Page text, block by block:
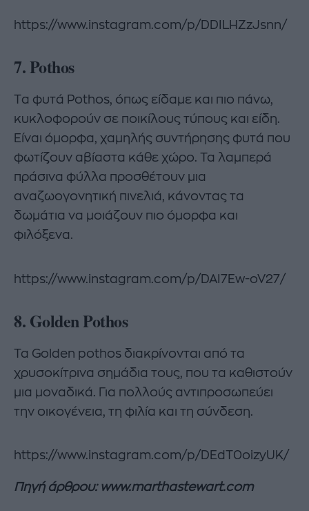
https://www.instagram.com/p/DDILHZzJsnn/
7. Pothos
Tα φυτά Pothos, όπως είδαμε και πιο πάνω,
κυκλοφορούν σε ποικίλους τύπους και είδη.
Είναι όμορφα, χαμηλής συντήρησης φυτά που
φωτίζουν αβίαστα κάθε χώρο. Τα λαμπερά
πράσινα φύλλα προσθέτουν μια
αναζωογονητική πινελιά, κάνοντας τα
δωμάτια να μοιάζουν πιο όμορφα και
φιλόξενα.
https://www.instagram.com/p/DAI7Ew-oV27/
8. Golden Pothos
Τα Golden pothos διακρίνονται από τα
χρυσοκίτρινα σημάδια τους, που τα καθιστούν
μια μοναδικά. Για πολλούς αντιπροσωπεύει
την οικογένεια, τη φιλία και τη σύνδεση.
https://www.instagram.com/p/DEdT0oizyUK/
Πηγή άρθρου: www.marthastewart.com